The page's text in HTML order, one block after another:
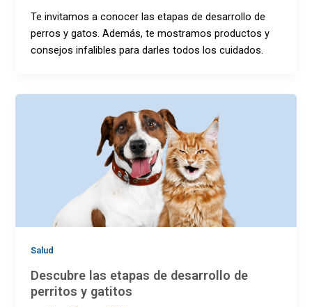
Te invitamos a conocer las etapas de desarrollo de
perros y gatos. Además, te mostramos productos y
consejos infalibles para darles todos los cuidados.
Salud
Descubre las etapas de desarrollo de
perritos y gatitos